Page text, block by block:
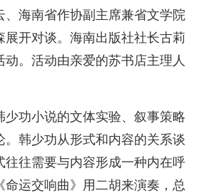
、海南省作协副主席兼省文学院
展开对谈。海南出版社社长古莉
。活动由亲爱的苏书店主理人
少功小说的文体实验、叙事策略
。韩少功从形式和内容的关系谈
往往需要与内容形成一种内在呼
命运交响曲》用二胡来演奏，总